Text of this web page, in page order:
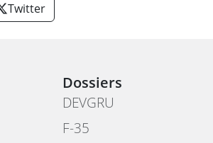
Twitter
Dossiers
DEVGRU
F-35